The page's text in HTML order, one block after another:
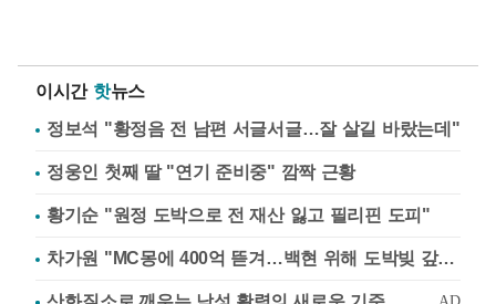
이시간 핫뉴스
정보석 "황정음 전 남편 서글서글…잘 살길 바랐는데"
정웅인 첫째 딸 "연기 준비중" 깜짝 근황
황기순 "원정 도박으로 전 재산 잃고 필리핀 도피"
차가원 "MC몽에 400억 뜯겨…백현 위해 도박빚 갚아줘"